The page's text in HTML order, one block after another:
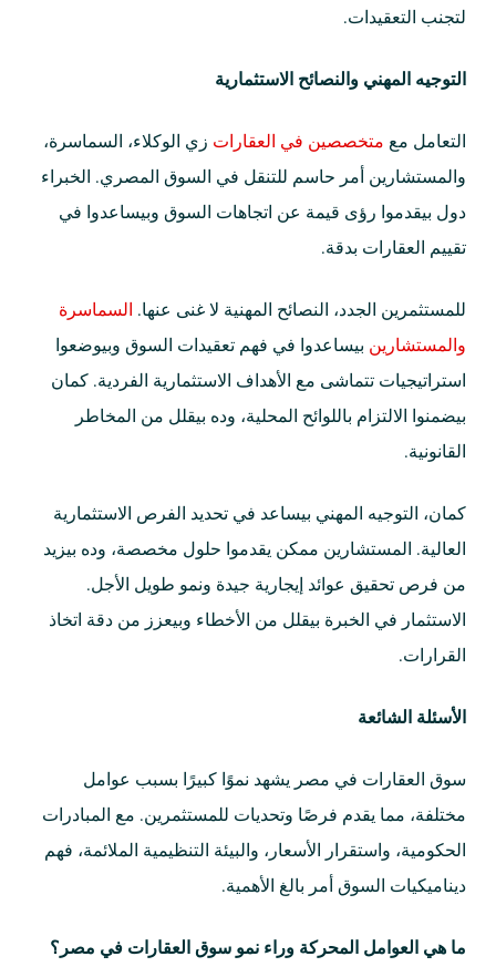
لتجنب التعقيدات.
التوجيه المهني والنصائح الاستثمارية
التعامل مع متخصصين في العقارات زي الوكلاء، السماسرة،
والمستشارين أمر حاسم للتنقل في السوق المصري. الخبراء
دول بيقدموا رؤى قيمة عن اتجاهات السوق وبيساعدوا في
تقييم العقارات بدقة.
للمستثمرين الجدد، النصائح المهنية لا غنى عنها. السماسرة
والمستشارين بيساعدوا في فهم تعقيدات السوق وبيوضعوا
استراتيجيات تتماشى مع الأهداف الاستثمارية الفردية. كمان
بيضمنوا الالتزام باللوائح المحلية، وده بيقلل من المخاطر
القانونية.
كمان، التوجيه المهني بيساعد في تحديد الفرص الاستثمارية
العالية. المستشارين ممكن يقدموا حلول مخصصة، وده بيزيد
من فرص تحقيق عوائد إيجارية جيدة ونمو طويل الأجل.
الاستثمار في الخبرة بيقلل من الأخطاء وبيعزز من دقة اتخاذ
القرارات.
الأسئلة الشائعة
سوق العقارات في مصر يشهد نموًا كبيرًا بسبب عوامل
مختلفة، مما يقدم فرصًا وتحديات للمستثمرين. مع المبادرات
الحكومية، واستقرار الأسعار، والبيئة التنظيمية الملائمة، فهم
ديناميكيات السوق أمر بالغ الأهمية.
ما هي العوامل المحركة وراء نمو سوق العقارات في مصر؟